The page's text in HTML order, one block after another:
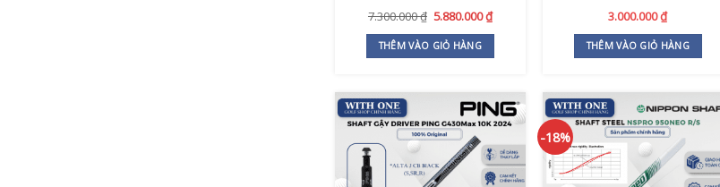
7.300.000₫ Giá
là:
7.300.000 ₫.
5.880.000₫Giá
là:
THÊM VÀO GIỎ HÀNG
3.000.000₫
THÊM VÀO GIỎ HÀNG
-18%